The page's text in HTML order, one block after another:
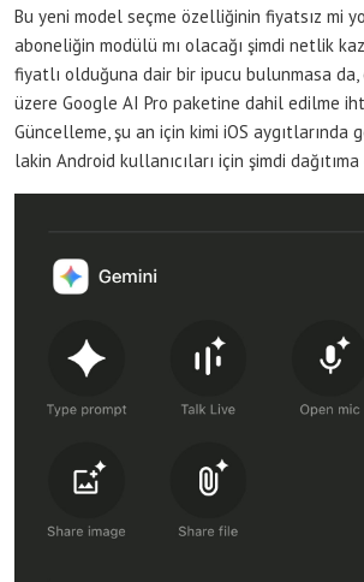
Bu yeni model seçme özelliğinin fiyatsız mi
aboneliğin modülü mı olacağı şimdi netlik
fiyatlı olduğuna dair bir ipucu bulunmasa
üzere Google AI Pro paketine dahil edilme
Güncelleme, şu an için kimi iOS aygıtlarında
lakin Android kullanıcıları için şimdi dağıtıma